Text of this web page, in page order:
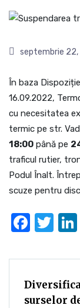
septembrie
În baza
16.09.2022,
cu necesitatea
termic pe str.
18:00 până pe
traficul rutier,
Podul Înalt.
scuze pentru
surselor